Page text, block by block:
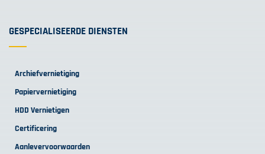
GESPECIALISEERDE DIENSTEN
Archiefvernietiging
Papiervernietiging
HDD Vernietigen
Certificering
Aanlevervoorwaarden